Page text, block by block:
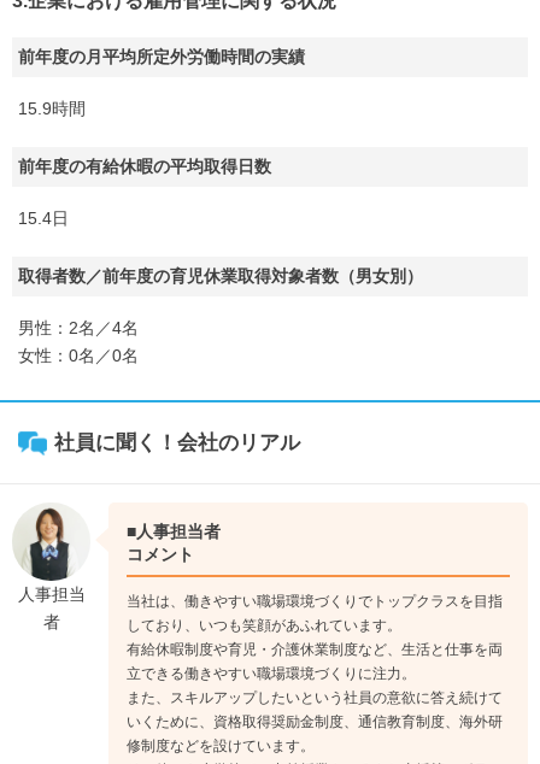
前年度の月平均所定外労働時間の実績
15.9時間
前年度の有給休暇の平均取得日数
15.4日
取得者数／前年度の育児休業取得対象者数（男女別）
男性：2名／4名
女性：0名／0名
社員に聞く！会社のリアル
人事担当
者
■人事担当者
コメント
当社は、働きやすい職場環境づくりでトップクラスを目指
しており、いつも笑顔があふれています。
有給休暇制度や育児・介護休業制度など、生活と仕事を両
立できる働きやすい職場環境づくりに注力。
また、スキルアップしたいという社員の意欲に答え続けて
いくために、資格取得奨励金制度、通信教育制度、海外研
修制度などを設けています。